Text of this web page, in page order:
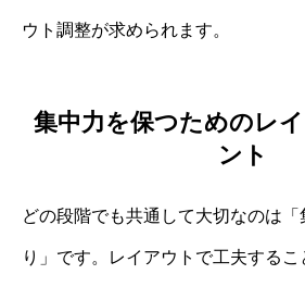
ウト調整が求められます。
集中力を保つためのレ
ント
どの段階でも共通して大切なのは「
り」です。レイアウトで工夫する